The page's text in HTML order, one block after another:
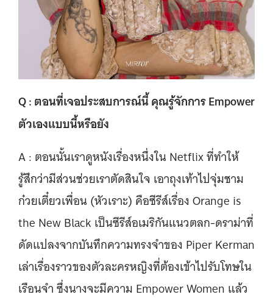
Q : ตอนที่เจอประสบการณ์นี้ คุณรู้จักการ Empower
ตัวเองแบบนี้หรือยัง
A : ตอนนั้นเราดูหนังเรื่องหนึ่งใน Netflix ที่ทำให้
รู้สึกว่ามีส่วนช่วยเราตัดสินใจ เอาถุงเท้าไปจุ่มชาม
ก๋วยเตี๋ยวเพื่อน (หัวเราะ) คือซีรีส์เรื่อง Orange is
the New Black เป็นซีรีส์อเมริกันแนวตลก-ดราม่าที่
ดัดแปลงจากบันทึกความทรงจำของ Piper Kerman
เล่าเรื่องราวของตัวละครหญิงที่ต้องเข้าไปรับโทษใน
เรือนจำ ซึ่งนางจะมีความ Empower Women แล้ว